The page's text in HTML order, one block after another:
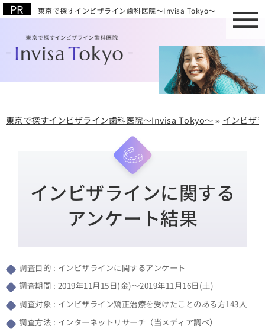
東京で探すインビザライン歯科医院～Invisa Tokyo～
東京で探すインビザライン歯科医院～Invisa Tokyo～» インビザ
インビザラインに関する
アンケート結果
調査目的 : インビザラインに関するアンケート
調査期間 : 2019年11月15日(金)～2019年11月16日(土)
調査対象 : インビザライン矯正治療を受けたことのある方143人
調査方法 : インターネットリサーチ（当メディア調べ）